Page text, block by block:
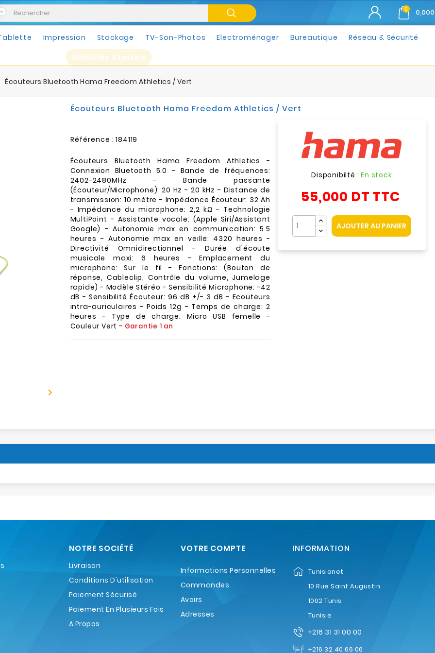
0
Impression Stockage TV-Son-Photos Electroménager Bureautique Réseau & Sécurité
Mobilités & Loisirs
Écouteurs Bluetooth Hama Freedom Athletics / Vert

Écouteurs Bluetooth Hama Freedom Athletics / Vert
Référence : 184119
Écouteurs Bluetooth Hama Freedom Athletics -
Connexion Bluetooth 5.0 - Bande de fréquences:
2402-2480MHz - Bande passante
(Écouteur/Microphone): 20 Hz - 20 kHz - Distance de
transmission: 10 métre - Impédance Écouteur: 32 Ah
- Impédance du microphone: 2,2 kΩ - Technologie
MultiPoint - Assistante vocale: (Apple Siri/Assistant
Google) - Autonomie max en communication: 5.5
heures - Autonomie max en veille: 4320 heures -
Directivité Omnidirectionnel - Durée d'écoute
musicale maxi: 6 heures - Emplacement du
microphone: Sur le fil - Fonctions: (Bouton de
réponse, Cableclip, Contrôle du volume, Jumelage
rapide) - Modèle Stéréo - Sensibilité Microphone: -42
dB - Sensibilité Écouteur: 96 dB +/- 3 dB - Ecouteurs
intra-auriculaires - Poids 12g - Temps de charge: 2
heures - Type de charge: Micro USB femelle -
Couleur Vert - Garantie 1 an
Disponibilté :En stock
55,000 DT TTC
AJOUTER AU PANIER
NOTRE SOCIÉTÉ
Livraison
Conditions D'utilisation
Paiement Sécurisé
Paiement En Plusieurs Fois
A Propos
VOTRE COMPTE
Informations Personnelles
Commandes
Avoirs
Adresses
INFORMATION
Tunisianet
10 Rue Saint Augustin
1002 Tunis
Tunisie
+216 31 31 00 00
+216 32 40 66 06